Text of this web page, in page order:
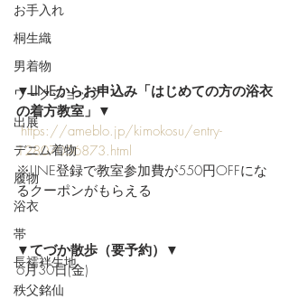
お手入れ
桐生織
男着物
ワークショップ
出展
デニム着物
履物
浴衣
帯
長襦袢生地
秩父銘仙
▼LINEからお申込み「はじめての方の浴衣
の着方教室」▼
https://ameblo.jp/kimokosu/entry-
12807056873.html
※LINE登録で教室参加費が550円OFFにな
るクーポンがもらえる
▼てづか散歩（要予約）▼
6月30日(金)